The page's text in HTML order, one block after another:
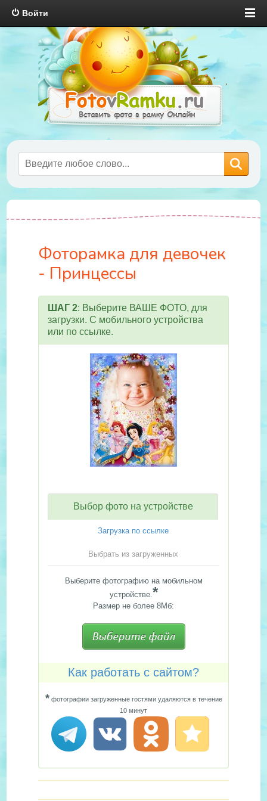
Войти
Фоторамка для девочек
- Принцессы
ШАГ 2: Выберите ВАШЕ ФОТО, для
загрузки. С мобильного устройства
или по ссылке.
Выбор фото на устройстве
Загрузка по ссылке
Выбрать из загруженных
Выберите фотографию на мобильном
устройстве.*
Размер не более 8Мб:
Как работать с сайтом?
*фотографии загруженные гостями удаляются в течение
10 минут